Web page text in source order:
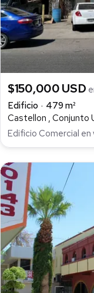
$150,000 USD
Edificio
479 m²
Castellon , Conjunto
Edificio Comercial en